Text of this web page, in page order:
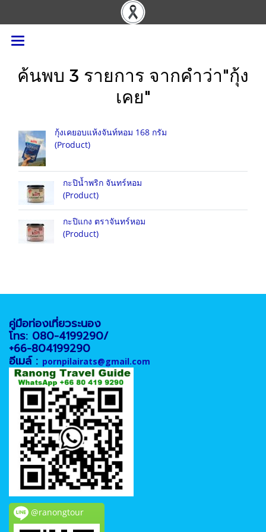
ค้นพบ 3 รายการ จากคำว่า"กุ้ง
เคย"
กุ้งเคยอบแห้งจันท์หอม 168 กรัม
(Product)
กะปิน้ำพริก จันทร์หอม
(Product)
กะปิแกง ตราจันทร์หอม
(Product)
คู่มือท่องเที่ยวระนอง
โทร: 080-4199290/
+66-804199290
อีเมล์ : pornpilairats@gmail.com
@ranongtour